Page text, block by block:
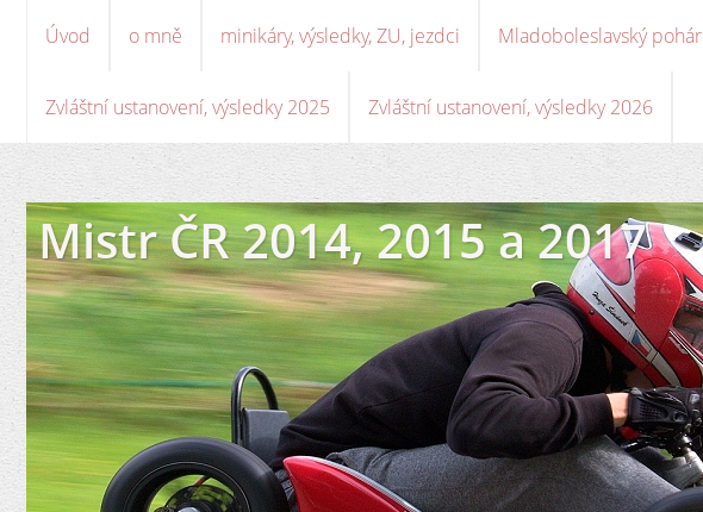
Úvod o mně minikáry, výsledky, ZU, jezdci Mladoboleslavský pohár
Zvláštní ustanovení, výsledky 2025 Zvláštní ustanovení, výsledky 2026
Mistr ČR 2014, 2015 a 2017